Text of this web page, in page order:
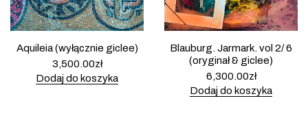
Aquileia (wyłącznie giclee)
3,500.00zł
Dodaj do koszyka
Blauburg. Jarmark. vol 2/ 6
(oryginał & giclee)
6,300.00zł
Dodaj do koszyka